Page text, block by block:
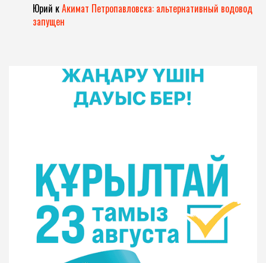
Юрий кАкимат Петропавловска: альтернативный водовод
запущен